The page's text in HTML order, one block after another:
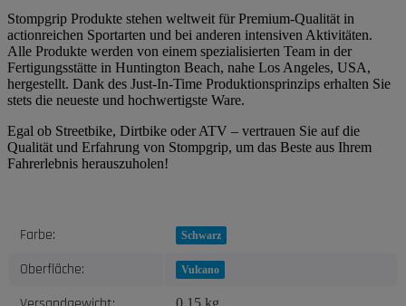
Stompgrip Produkte stehen weltweit für Premium-Qualität in
actionreichen Sportarten und bei anderen intensiven Aktivitäten.
Alle Produkte werden von einem spezialisierten Team in der
Fertigungsstätte in Huntington Beach, nahe Los Angeles, USA,
hergestellt. Dank des Just-In-Time Produktionsprinzips erhalten Sie
stets die neueste und hochwertigste Ware.
Egal ob Streetbike, Dirtbike oder ATV – vertrauen Sie auf die
Qualität und Erfahrung von Stompgrip, um das Beste aus Ihrem
Fahrerlebnis herauszuholen!
Produkteigenschaft
Wert
Farbe: Schwarz
Oberfläche: Vulcano